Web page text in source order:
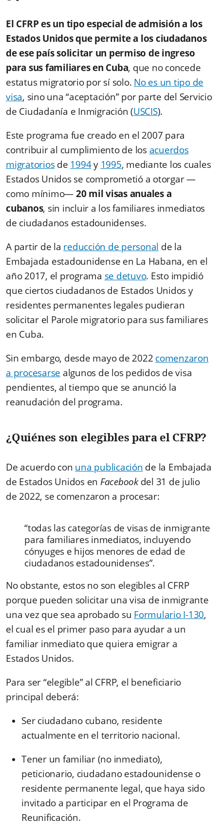
El CFRP es un tipo especial de admisión a los
Estados Unidos que permite a los ciudadanos
de ese país solicitar un permiso de ingreso
para sus familiares en Cuba, que no concede
estatus migratorio por sí solo. No es un tipo de
visa, sino una “aceptación” por parte del Servicio
de Ciudadanía e Inmigración (USCIS).
Este programa fue creado en el 2007 para
contribuir al cumplimiento de los acuerdos
migratoriosde 1994y 1995, mediante los cuales
Estados Unidos se comprometió a otorgar —
como mínimo—20 mil visas anuales a
cubanos, sin incluir a los familiares inmediatos
de ciudadanos estadounidenses.
A partir de la reducción de personal de la
Embajada estadounidense en La Habana, en el
año 2017, el programa se detuvo. Esto impidió
que ciertos ciudadanos de Estados Unidos y
residentes permanentes legales pudieran
solicitar el Parole migratorio para sus familiares
en Cuba.
Sin embargo, desde mayo de 2022 comenzaron
a procesarse algunos de los pedidos de visa
pendientes, al tiempo que se anunció la
reanudación del programa.
¿Quiénes son elegibles para el CFRP?
De acuerdo con una publicación de la Embajada
de Estados Unidos en Facebookdel 31 de julio
de 2022, se comenzaron a procesar:
“todas las categorías de visas de inmigrante
para familiares inmediatos, incluyendo
cónyuges e hijos menores de edad de
ciudadanos estadounidenses”.
No obstante, estos no son elegibles al CFRP
porque pueden solicitar una visa de inmigrante
una vez que sea aprobado su Formulario I-130,
el cual es el primer paso para ayudar a un
familiar inmediato que quiera emigrar a
Estados Unidos.
Para ser “elegible” al CFRP, el beneficiario
principal deberá:
Ser ciudadano cubano, residente
actualmente en el territorio nacional.
Tener un familiar (no inmediato),
peticionario, ciudadano estadounidense o
residente permanente legal, que haya sido
invitado a participar en el Programa de
Reunificación.